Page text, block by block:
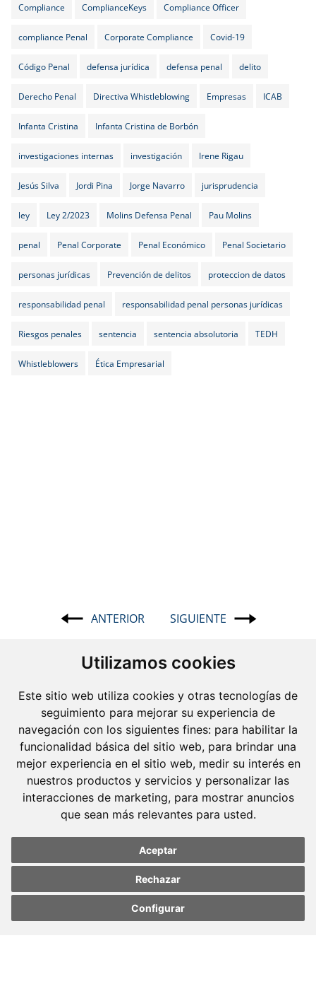
Utilizamos cookies
Este sitio web utiliza cookies y otras tecnologías de
seguimiento para mejorar su experiencia de
navegación con los siguientes fines: para habilitar la
funcionalidad básica del sitio web, para brindar una
mejor experiencia en el sitio web, medir su interés en
nuestros productos y servicios y personalizar las
interacciones de marketing, para mostrar anuncios
que sean más relevantes para usted.
Aceptar
Rechazar
Configurar
preferences
preferences
Compliance ComplianceKeys Compliance Officer
compliance Penal Corporate Compliance Covid-19
Código Penal defensa jurídica defensa penal delito
Derecho Penal Directiva Whistleblowing Empresas ICAB
Infanta Cristina Infanta Cristina de Borbón
investigaciones internas investigación Irene Rigau
Jesús Silva Jordi Pina Jorge Navarro jurisprudencia
ley Ley 2/2023 Molins Defensa Penal Pau Molins
penal Penal Corporate Penal Económico Penal Societario
personas jurídicas Prevención de delitos proteccion de datos
responsabilidad penal responsabilidad penal personas jurídicas
Riesgos penales sentencia sentencia absolutoria TEDH
Whistleblowers Ética Empresarial
Navegación
entradas
ANTERIOR SIGUIENTE
Molins Defensa Penal
es una boutique de Derecho Penal con dedicación
exclusiva.
Avda. Diagonal, 399 Planta 1
08008 Barcelona
Tel. +34 934 152 244